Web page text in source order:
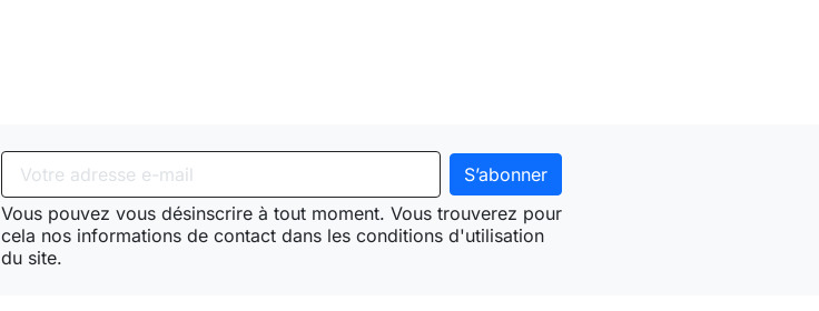
Vous pouvez vous désinscrire à tout moment. Vous trouverez pour
cela nos informations de contact dans les conditions d'utilisation
du site.